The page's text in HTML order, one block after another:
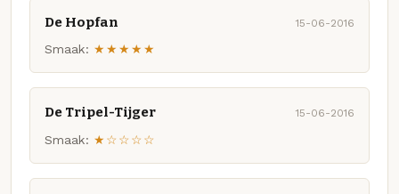
De Hopfan 15-06-2016
Smaak: ★★★★★
De Tripel-Tijger 15-06-2016
Smaak: ★☆☆☆☆